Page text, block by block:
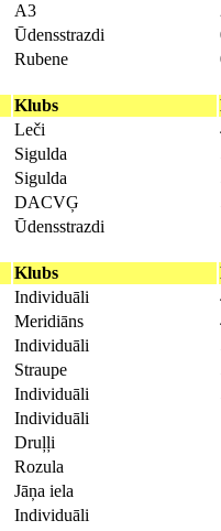
A3
Ūdensstrazdi
Rubene
Klubs
Leči
Sigulda
Sigulda
DACVĢ
Ūdensstrazdi
Klubs
Individuāli
Meridiāns
Individuāli
Straupe
Individuāli
Individuāli
Druļļi
Rozula
Jāņa iela
Individuāli